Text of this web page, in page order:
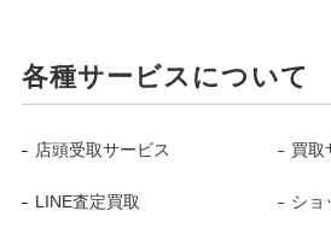
各種サービスについて
店頭受取サービス 買取
LINE査定買取 ショ